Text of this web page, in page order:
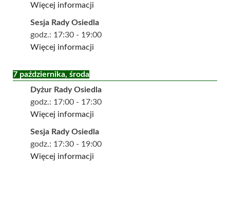
Więcej informacji
Sesja Rady Osiedla
godz.: 17:30 - 19:00
Więcej informacji
7 października, środa
Dyżur Rady Osiedla
godz.: 17:00 - 17:30
Więcej informacji
Sesja Rady Osiedla
godz.: 17:30 - 19:00
Więcej informacji